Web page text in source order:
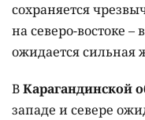
сохраняется
на северо-востоке –
ожидается сильная
ВКарагандинской
западе и севере